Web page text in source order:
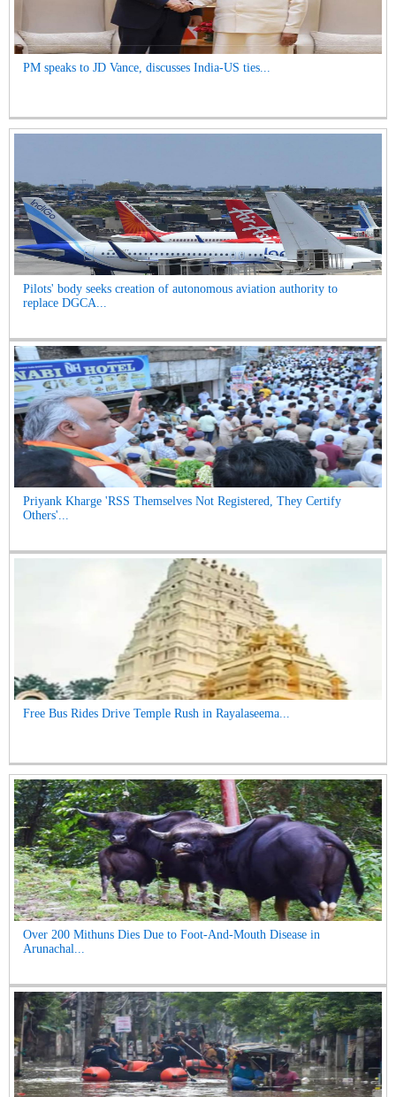
PM speaks to JD Vance, discusses India-US ties...
Pilots' body seeks creation of autonomous aviation authority to
replace DGCA...
Priyank Kharge 'RSS Themselves Not Registered, They Certify
Others'...
Free Bus Rides Drive Temple Rush in Rayalaseema...
Over 200 Mithuns Dies Due to Foot-And-Mouth Disease in
Arunachal...